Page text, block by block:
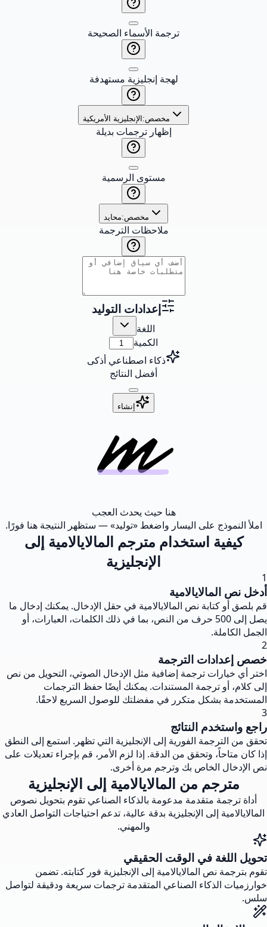
ترجمة الأسماء الصحيحة
لهجة إنجليزية مستهدفة
مخصص: الإنجليزية الأمريكية
إظهار ترجمات بديلة
مستوى الرسمية
مخصص:محايد
ملاحظات الترجمة
إعدادات التوليد
اللغة
الكمية
ذكاء اصطناعي أذكى
أفضل النتائج
إنشاء
هنا حيث يحدث العجب
املأ النموذج على اليسار واضغط «توليد» — ستظهر النتيجة هنا فورًا.
كيفية استخدام مترجم المالايالامية إلى
الإنجليزية
1
أدخل نص المالايالامية
قم بلصق أو كتابة نص المالايالامية في حقل الإدخال. يمكنك إدخال ما
يصل إلى 500 حرف من النص، بما في ذلك الكلمات، العبارات، أو
الجمل الكاملة.
2
خصص إعدادات الترجمة
اختر أي خيارات ترجمة إضافية مثل الإدخال الصوتي، التحويل من نص
إلى كلام، أو ترجمة المستندات. يمكنك أيضًا حفظ الترجمات
المستخدمة بشكل متكرر في مفضلتك للوصول السريع لاحقًا.
3
راجع واستخدم النتائج
تحقق من الترجمة الفورية إلى الإنجليزية التي تظهر. استمع إلى النطق
إذا كان متاحاً، وتحقق من الدقة. إذا لزم الأمر، قم بإجراء تعديلات على
نص الإدخال الخاص بك وترجم مرة أخرى.
مترجم من المالايالامية إلى الإنجليزية
أداة ترجمة متقدمة مدعومة بالذكاء الصناعي تقوم بتحويل نصوص
المالايالامية إلى الإنجليزية بدقة عالية، تدعم احتياجات التواصل العادي
والمهني.
تحويل اللغة في الوقت الحقيقي
تقوم بترجمة نص المالايالامية إلى الإنجليزية فور كتابته. تضمن
خوارزميات الذكاء الصناعي المتقدمة ترجمات سريعة ودقيقة لتواصل
سلس.